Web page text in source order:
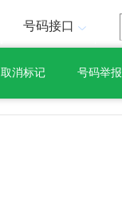
号码接口
取消标记 号码举报